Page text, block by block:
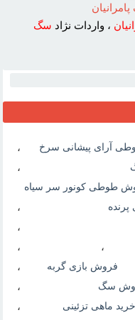
، واردات نژاد سگ
آرای پیشانی سرخ ،
،
طوطی کونور سر سیاه
،
،
، ،
فروش بازی گربه ،
سگ ،
خرید ماهی تزئینی ،